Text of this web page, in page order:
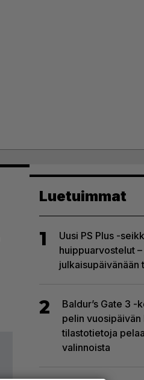
Luetuimmat
1
Uusi PS Plus -
huippuarvostelut
julkaisupäivänään
2
Baldur’s Gate 3 -
pelin vuosipäivän
tilastotietoja
valinnoista